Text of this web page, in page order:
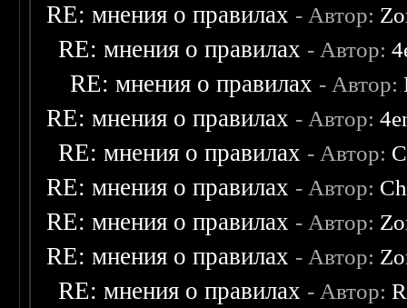
RE: мнения о правилах - Автор:
RE: мнения о правилах - Автор:
RE: мнения о правилах - Автор:
RE: мнения о правилах - Автор:
RE: мнения о правилах - Автор:
RE: мнения о правилах - Автор:
RE: мнения о правилах - Автор:
RE: мнения о правилах - Автор:
RE: мнения о правилах - Автор: